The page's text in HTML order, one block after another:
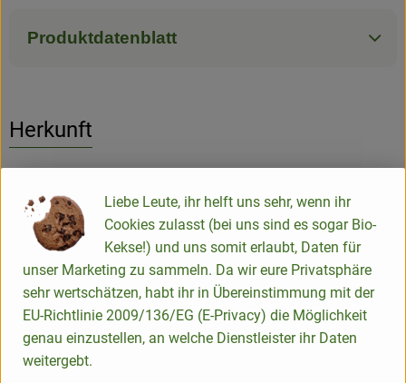
Produktdatenblatt
Herkunft
Östereich
Natumi GmbH
D 53840 Troisdorf
Liebe Leute, ihr helft uns sehr, wenn ihr
Cookies zulasst (bei uns sind es sogar Bio-
Kekse!) und uns somit erlaubt, Daten für
unser Marketing zu sammeln. Da wir eure Privatsphäre
sehr wertschätzen, habt ihr in Übereinstimmung mit der
EU-Richtlinie 2009/136/EG (E-Privacy) die Möglichkeit
genau einzustellen, an welche Dienstleister ihr Daten
weitergebt.